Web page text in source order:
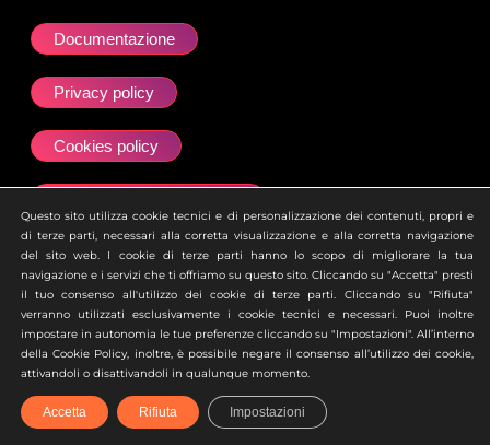
Documentazione
Privacy policy
Cookies policy
Site map
Ai sensi dell’art. 2497 del Codice Civile si attesta che la
società Zero Academy S.r.l. è soggetta all’attività di
direzione e coordinamento della società uBroker S.p.A.
Questo sito utilizza cookie tecnici e di personalizzazione dei contenuti, propri e
di terze parti, necessari alla corretta visualizzazione e alla corretta navigazione
del sito web. I cookie di terze parti hanno lo scopo di migliorare la tua
navigazione e i servizi che ti offriamo su questo sito. Cliccando su "Accetta" presti
il tuo consenso all'utilizzo dei cookie di terze parti. Cliccando su "Rifiuta"
verranno utilizzati esclusivamente i cookie tecnici e necessari. Puoi inoltre
impostare in autonomia le tue preferenze cliccando su "Impostazioni". All’interno
della Cookie Policy, inoltre, è possibile negare il consenso all’utilizzo dei cookie,
attivandoli o disattivandoli in qualunque momento.
Accetta Rifiuta Impostazioni